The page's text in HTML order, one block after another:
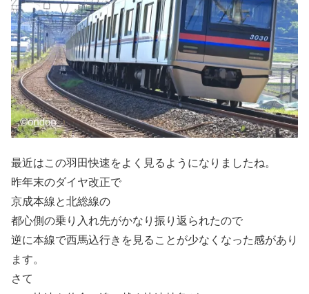
最近はこの羽田快速をよく見るようになりましたね。
昨年末のダイヤ改正で
京成本線と北総線の
都心側の乗り入れ先がかなり振り返られたので
逆に本線で西馬込行きを見ることが少なくなった感があり
ます。
さて